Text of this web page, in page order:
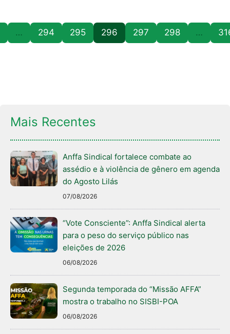
… 294 295 296 297 298 …
Mais Recentes
Anffa Sindical fortalece combate ao
assédio e à violência de gênero em agenda
do Agosto Lilás
07/08/2026
“Vote Consciente”: Anffa Sindical alerta
para o peso do serviço público nas
eleições de 2026
06/08/2026
Segunda temporada do “Missão AFFA”
mostra o trabalho no SISBI-POA
06/08/2026